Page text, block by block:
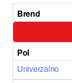
Brend
Pol
Univerzalno